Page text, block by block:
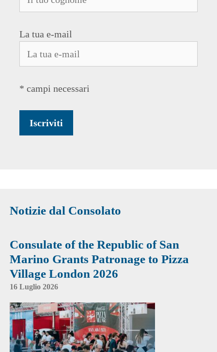
La tua e-mail
* campi necessari
Notizie dal Consolato
Consulate of the Republic of San
Marino Grants Patronage to Pizza
Village London 2026
16 Luglio 2026